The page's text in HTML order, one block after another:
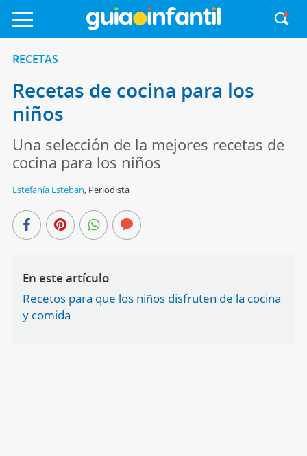
RECETAS
Recetas de cocina para los
niños
Una selección de la mejores recetas de
cocina para los niños
Estefanía Esteban, Periodista
En este artículo
Recetos para que los niños disfruten de la cocina
y comida